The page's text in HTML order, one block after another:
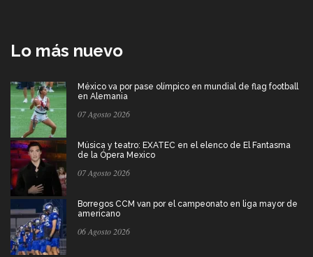
Lo más nuevo
México va por pase olímpico en mundial de flag football
en Alemania
07 Agosto 2026
Música y teatro: EXATEC en el elenco de El Fantasma
de la Ópera Mexico
07 Agosto 2026
Borregos CCM van por el campeonato en liga mayor de
americano
06 Agosto 2026